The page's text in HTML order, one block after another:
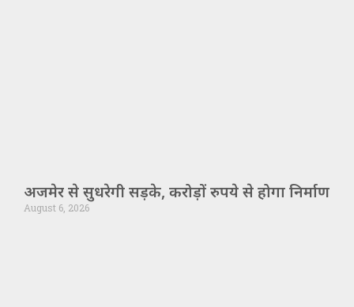
अजमेर से सुधरेगी सड़के, करोड़ों रुपये से होगा निर्माण
August 6, 2026